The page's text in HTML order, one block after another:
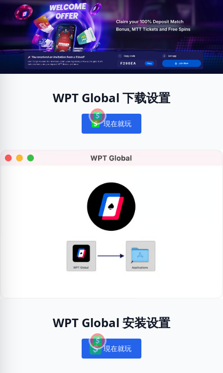
WPT Global 下载设置
Notifications
現在就玩
WPT Global 安装设置
Notifications
現在就玩